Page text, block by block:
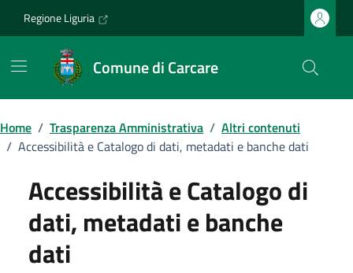
Regione Liguria
Comune di Carcare
Home / Trasparenza Amministrativa / Altri contenuti
/ Accessibilità e Catalogo di dati, metadati e banche dati
Accessibilità e Catalogo di
dati, metadati e banche
dati